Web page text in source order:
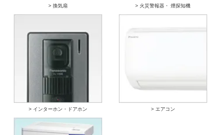
> 換気扇 > 火災警報器・ 煙探知機
> インターホン・ドアホン > エアコン